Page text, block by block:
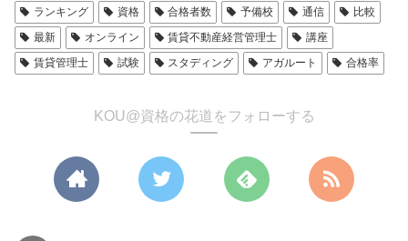
ランキング 資格 合格者数 予備校 通信
比較
最新
オンライン 賃貸不動産経営管理士
講座
賃貸管理士
試験 スタディング アガルート 合格率
KOU@資格の花道をフォローする